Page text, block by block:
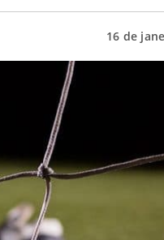
16 de